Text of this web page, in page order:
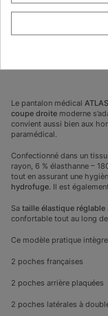
Conseils
Le pantalon médical ATLAS
coupe droite moderne
convient aussi bien aux
paramédical.
Confectionné dans un
rayon, 6 % élasthanne –
tout en assurant une
hydrofuge . Il est
Sa taille élastique réglable
confortable tout au long de
Ce modèle pratique intègre
2 poches françaises
2 poches arrière plaquées
2 poches latérales à